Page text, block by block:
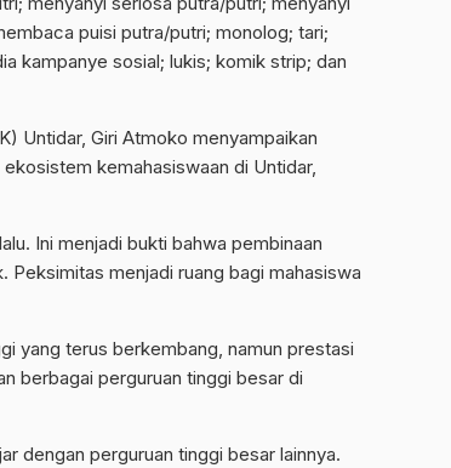
puisi putra/putri; monolog; tari;
kampanye sosial; lukis; komik strip; dan
Untidar, Giri Atmoko menyampaikan
kemahasiswaan di Untidar,
Ini menjadi bukti bahwa pembinaan
menjadi ruang bagi mahasiswa
yang terus berkembang, namun prestasi
berbagai perguruan tinggi besar di
dengan perguruan tinggi besar lainnya.